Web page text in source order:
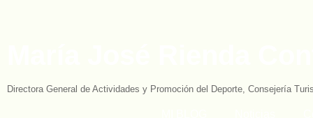
Directora General de Actividades y Promoción del Deporte, Consejería